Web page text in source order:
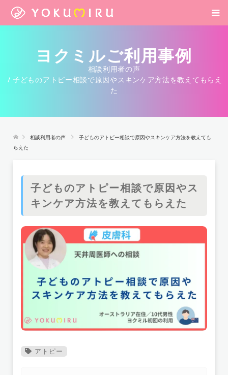
ヨクミルご利用事例
相談利用者の声
子どものアトピー相談で原因やスキンケア方法を教えてもらえ
た
相談利用者の声
子どものアトピー相談で原因やスキンケア方法を教えても
らえた
子どものアトピー相談で原因やス
キンケア方法を教えてもらえた
アトピー